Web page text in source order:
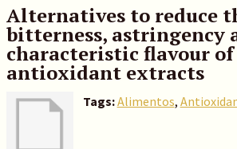
Alternatives to reduce
bitterness, astringency
characteristic flavour of
antioxidant extracts
Tags:Alimentos,